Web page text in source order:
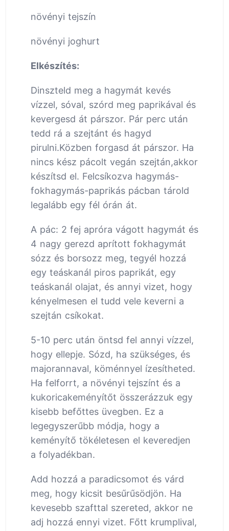
növényi tejszín
növényi joghurt
Elkészítés:
Dinszteld meg a hagymát kevés
vízzel, sóval, szórd meg paprikával és
kevergesd át párszor. Pár perc után
tedd rá a szejtánt és hagyd
pirulni.Közben forgasd át párszor. Ha
nincs kész pácolt vegán szejtán,akkor
készítsd el. Felcsíkozva hagymás-
fokhagymás-paprikás pácban tárold
legalább egy fél órán át.
A pác: 2 fej apróra vágott hagymát és
4 nagy gerezd aprított fokhagymát
sózz és borsozz meg, tegyél hozzá
egy teáskanál piros paprikát, egy
teáskanál olajat, és annyi vizet, hogy
kényelmesen el tudd vele keverni a
szejtán csíkokat.
5-10 perc után öntsd fel annyi vízzel,
hogy ellepje. Sózd, ha szükséges, és
majorannaval, köménnyel ízesítheted.
Ha felforrt, a növényi tejszínt és a
kukoricakeményítőt összerázzuk egy
kisebb befőttes üvegben. Ez a
legegyszerűbb módja, hogy a
keményítő tökéletesen el keveredjen
a folyadékban.
Add hozzá a paradicsomot és várd
meg, hogy kicsit besűrűsödjön. Ha
kevesebb szafttal szereted, akkor ne
adj hozzá ennyi vizet. Főtt krumplival,